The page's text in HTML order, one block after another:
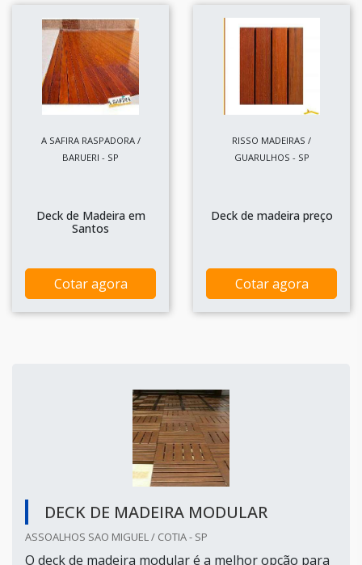
A SAFIRA RASPADORA /
BARUERI - SP
Deck de Madeira em
Santos
Cotar agora
RISSO MADEIRAS /
GUARULHOS - SP
Deck de madeira preço
Cotar agora
DECK DE MADEIRA MODULAR
ASSOALHOS SAO MIGUEL / COTIA - SP
O deck de madeira modular é a melhor opção para